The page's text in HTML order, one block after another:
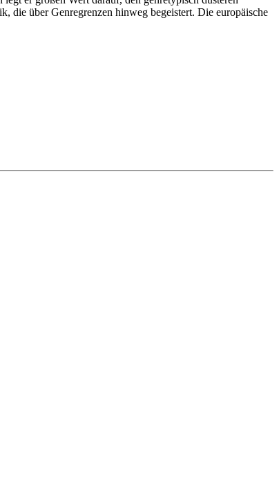
über Genregrenzen hinweg begeistert. Die europäische